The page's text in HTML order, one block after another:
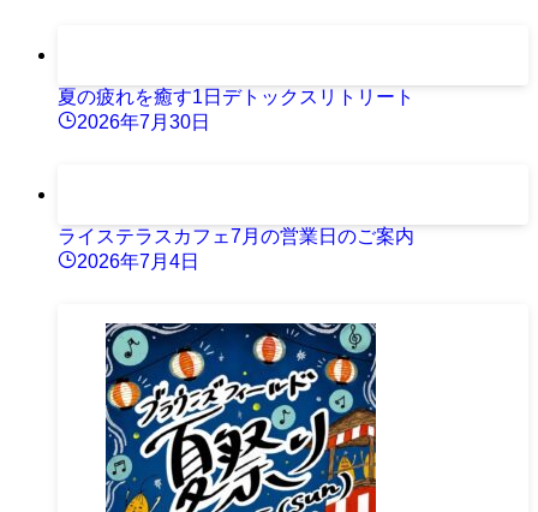
夏の疲れを癒す1日デトックスリトリート
2026年7月30日
ライステラスカフェ7月の営業日のご案内
2026年7月4日